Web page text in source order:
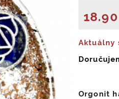
Aktuálny
Orgonit